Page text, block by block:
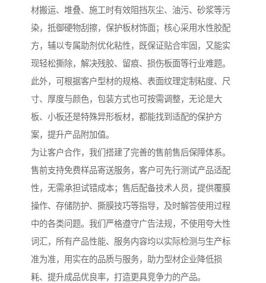
材搬运、堆叠、施工时有效阻挡灰尘、油污、砂浆等污
染，抵御硬物刮擦，保护板材饰面；核心采用水性胶配
方，辅以专属助剂优化粘性，既保证贴合牢固，又能实
现轻松撕除，解决残胶、留痕、损伤板面等行业难题。
此外，可根据客户型材的规格、表面纹理定制粘度、尺
寸、厚度与颜色，包装方式也可按需调整，无论是大
板、小板还是特殊异形板材，都能找到适配的保护方
案，提升产品附加值。
为让客户合作，我们搭建了完善的售前售后保障体系。
售前支持免费样品寄送服务，客户可先行测试产品适配
性，无需承担试错成本；售后配备技术人员，提供覆膜
操作、存储防护、撕膜技巧等指导，及时解答使用过程
中的各类问题。我们严格遵守广告法规，不使用夸大性
词汇，所有产品性能、服务内容均以实际检测与生产标
准为准，用实在的品质与服务，助力型材企业降低损
耗、提升成品优良率，打造更具竞争力的产品。